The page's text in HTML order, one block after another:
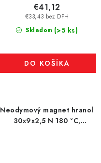
Skladom (>5 ks)
€33,43 bez DPH
€41,12
DO KOŠÍKA
Neodymový magnet hranol
30x9x2,5 N 180 °C,